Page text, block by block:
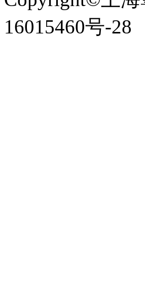
16015460号-28